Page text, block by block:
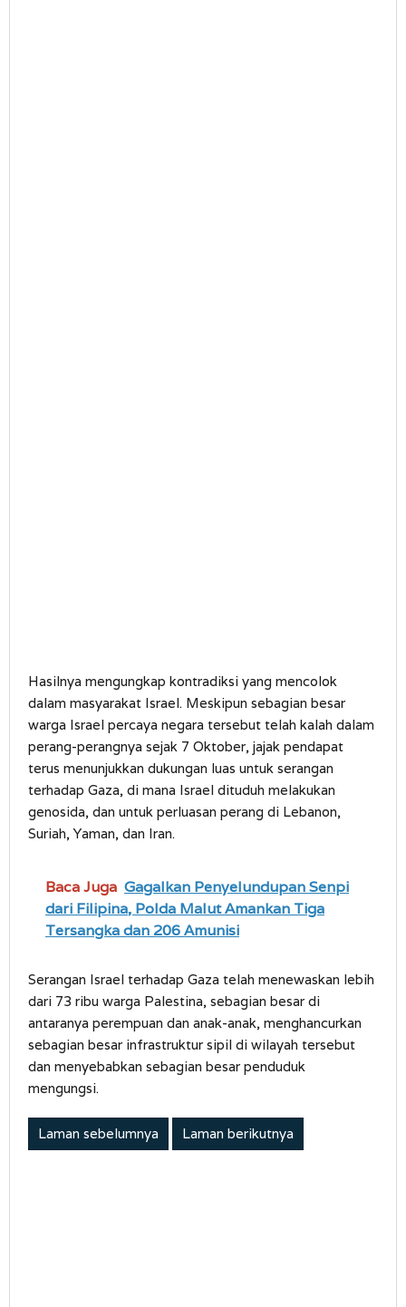
Hasilnya mengungkap kontradiksi yang mencolok
dalam masyarakat Israel. Meskipun sebagian besar
warga Israel percaya negara tersebut telah kalah dalam
perang-perangnya sejak 7 Oktober, jajak pendapat
terus menunjukkan dukungan luas untuk serangan
terhadap Gaza, di mana Israel dituduh melakukan
genosida, dan untuk perluasan perang di Lebanon,
Suriah, Yaman, dan Iran.
Baca Juga Gagalkan Penyelundupan Senpi
dari Filipina, Polda Malut Amankan Tiga
Tersangka dan 206 Amunisi
Serangan Israel terhadap Gaza telah menewaskan lebih
dari 73 ribu warga Palestina, sebagian besar di
antaranya perempuan dan anak-anak, menghancurkan
sebagian besar infrastruktur sipil di wilayah tersebut
dan menyebabkan sebagian besar penduduk
mengungsi.
Laman sebelumnya Laman berikutnya